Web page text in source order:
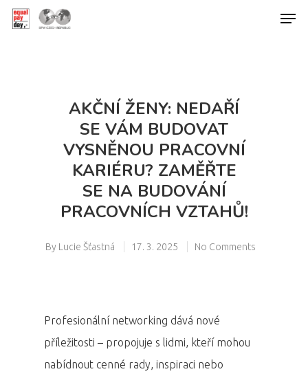
AKČNÍ ŽENY: NEDAŘÍ
SE VÁM BUDOVAT
VYSNĚNOU PRACOVNÍ
KARIÉRU? ZAMĚŘTE
SE NA BUDOVÁNÍ
PRACOVNÍCH VZTAHŮ!
By Lucie Šťastná 17. 3. 2025 No Comments
Profesionální networking dává nové
příležitosti – propojuje s lidmi, kteří mohou
nabídnout cenné rady, inspiraci nebo